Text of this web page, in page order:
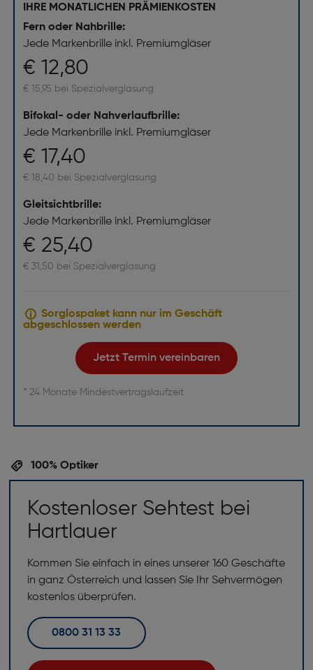
IHRE MONATLICHEN PRÄMIENKOSTEN
Fern oder Nahbrille:
Jede Markenbrille inkl. Premiumgläser
€ 12,80
€ 15,95 bei Spezialverglasung
Bifokal- oder Nahverlaufbrille:
Jede Markenbrille inkl. Premiumgläser
€ 17,40
€ 18,40 bei Spezialverglasung
Gleitsichtbrille:
Jede Markenbrille inkl. Premiumgläser
€ 25,40
€ 31,50 bei Spezialverglasung
Sorglospaket kann nur im Geschäft
abgeschlossen werden
Jetzt Termin vereinbaren
* 24 Monate Mindestvertragslaufzeit
100% Optiker
Kostenloser Sehtest bei
Hartlauer
Kommen Sie einfach in eines unserer 160 Geschäfte
in ganz Österreich und lassen Sie Ihr Sehvermögen
kostenlos überprüfen.
0800 31 13 33